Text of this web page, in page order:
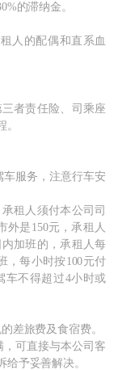
的滞纳金。
人的配偶和直系血
者责任险、司乘座
车服务，注意行车安
租人须付本公司司
外是150元，承租人
加班的，承租人每
，每小时按100元付
车不得超过4小时或
差旅费及食宿费。
可直接与本公司客
予妥善解决。